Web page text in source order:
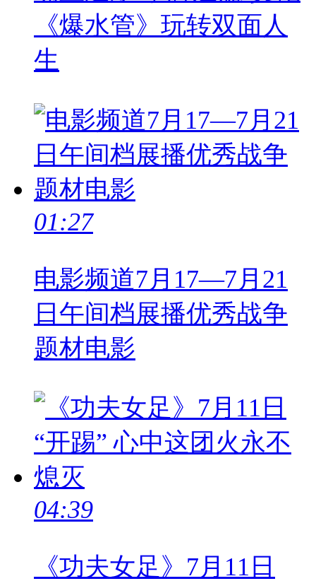
《爆水管》玩转双面人
生
01:27
电影频道7月17—7月21
日午间档展播优秀战争
题材电影
04:39
《功夫女足》7月11日